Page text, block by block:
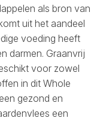
als bron van
uit het aandeel
voeding heeft
darmen. Graanvrij
voor zowel
in dit Whole
gezond en
een